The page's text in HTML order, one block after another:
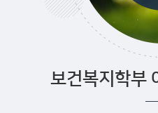
존버닝햄을 찾아서-1
보건복지학부